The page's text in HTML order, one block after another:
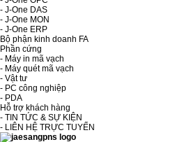
- J-One DAS
- J-One MON
- J-One ERP
Bộ phận kinh doanh FA
Phần cứng
- Máy in mã vạch
- Máy quét mã vạch
- Vật tư
- PC công nghiệp
- PDA
Hỗ trợ khách hàng
- TIN TỨC & SỰ KIỆN
- LIÊN HỆ TRỰC TUYẾN